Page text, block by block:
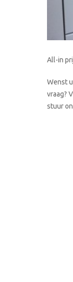
All-in
Wenst
vraag?
stuur